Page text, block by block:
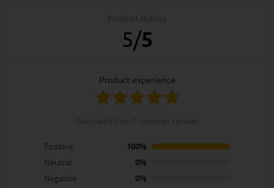
5/5
product experience
Positive
100%
Neutral
0%
Negative
0%